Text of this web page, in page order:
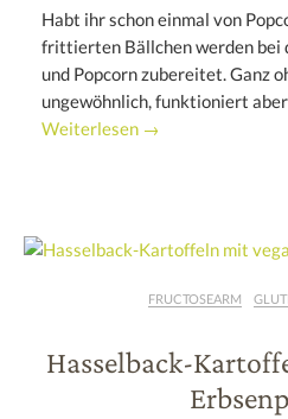
Habt ihr schon einmal von
frittierten Bällchen werden bei
und Popcorn zubereitet. Ganz
ungewöhnlich, funktioniert
Weiterlesen →
FRUCTOSEARM
Hasselback-